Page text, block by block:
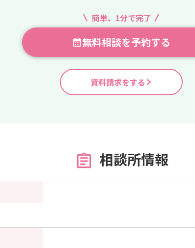
簡単、1分で完了
無料相談を予約する
資料請求をする
相談所情報